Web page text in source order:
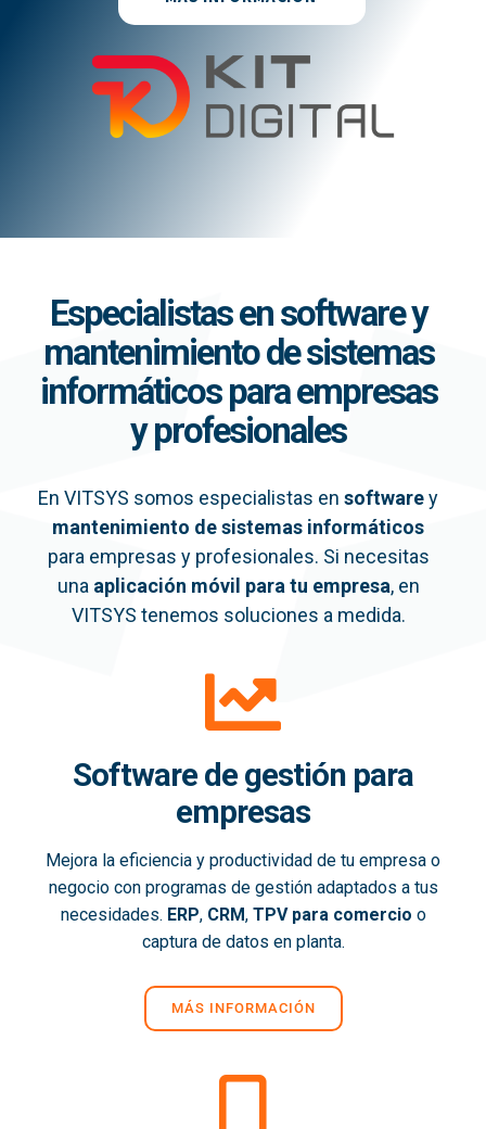
Especialistas en software y
mantenimiento de sistemas
informáticos para empresas
y profesionales
En VITSYS somos especialistas en softwarey
mantenimiento de sistemas informáticos
para empresas y profesionales. Si necesitas
una aplicación móvil para tu empresa, en
VITSYS tenemos soluciones a medida.
Software de gestión para
empresas
Mejora la eficiencia y productividad de tu empresa o
negocio con programas de gestión adaptados a tus
necesidades. ERP, CRM, TPV para comercio o
captura de datos en planta.
MÁS INFORMACIÓN